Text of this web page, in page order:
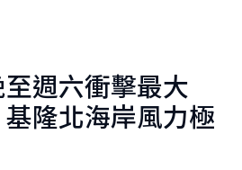
週六衝擊最大
隆北海岸風力極